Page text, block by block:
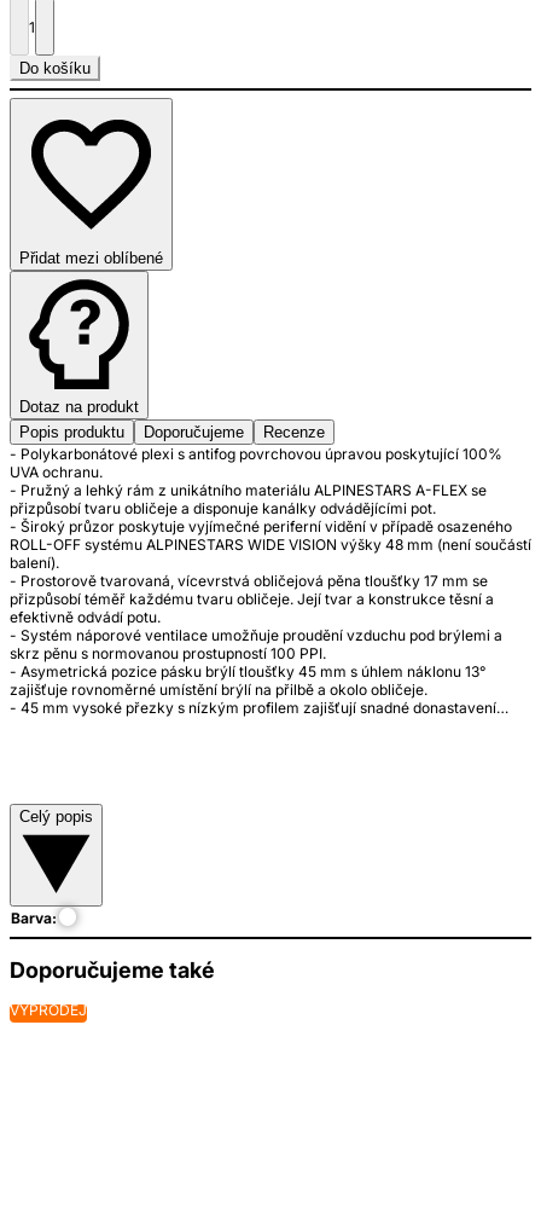
1
Do košíku
Přidat mezi oblíbené
Dotaz na produkt
Popis produktu
Doporučujeme
Recenze
- Polykarbonátové plexi s antifog povrchovou úpravou poskytující 100%
UVA ochranu.
- Pružný a lehký rám z unikátního materiálu ALPINESTARS A-FLEX se
přizpůsobí tvaru obličeje a disponuje kanálky odvádějícími pot.
- Široký průzor poskytuje vyjímečné periferní vidění v případě osazeného
ROLL-OFF systému ALPINESTARS WIDE VISION výšky 48 mm (není součástí
balení).
- Prostorově tvarovaná, vícevrstvá obličejová pěna tloušťky 17 mm se
přizpůsobí téměř každému tvaru obličeje. Její tvar a konstrukce těsní a
efektivně odvádí potu.
- Systém náporové ventilace umožňuje proudění vzduchu pod brýlemi a
skrz pěnu s normovanou prostupností 100 PPI.
- Asymetrická pozice pásku brýlí tloušťky 45 mm s úhlem náklonu 13°
zajišťuje rovnoměrné umístění brýlí na přilbě a okolo obličeje.
- 45 mm vysoké přezky s nízkým profilem zajišťují snadné donastavení…
Celý popis
Barva:
Doporučujeme také
VÝPRODEJ